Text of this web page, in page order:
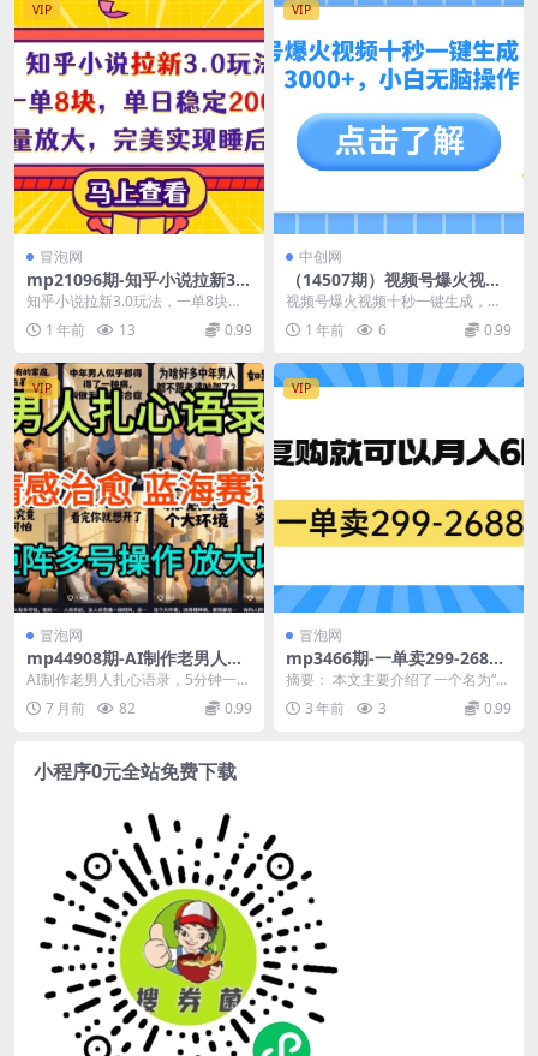
VIP
冒泡网
mp21096期-知乎小说拉新3.0
玩法，一单8块，单日稳定200
单，可批量放大，完美实现睡
后收入!
知乎小说拉新3.0玩法，一单8块，
单日稳定200单，可批量放大，完
美实现睡后收入...
1 年前 13 0.99
VIP
中创网
（14507期）视频号爆火视频
十秒一键生成，日入3000+，
小白无脑操作
视频号爆火视频十秒一键生成，日
入3000+，小白无脑操作 交流Q
Q... 1 年前 6 0.99
VIP
冒泡网
mp44908期-AI制作老男人扎
心语录，5分钟一条，操作简
单，流量非常大，保姆级教程
AI制作老男人扎心语录，5分钟一
条，操作简单，流量非常大，保姆
级教程 项目简介：...
7 月前 82 0.99
VIP
冒泡网
mp3466期-一单卖299-268
8，一个靠复购就可以月入6k
的暴利项目【揭秘】(揭秘月入
百万的暴利项目及引流方法)
摘要： 本文主要介绍了一个名为“一
单卖299-2688，一个靠复购就可以
月入6k...
3 年前 3 0.99
小程序0元全站免费下载